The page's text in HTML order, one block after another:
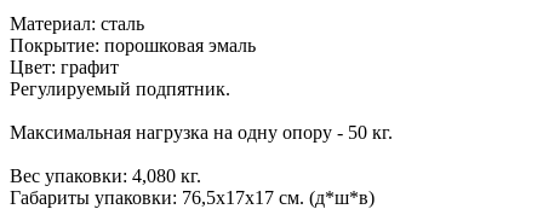
Материал: сталь
Покрытие: порошковая эмаль
Цвет: графит
Регулируемый подпятник.
Максимальная нагрузка на одну опору - 50 кг.
Вес упаковки: 4,080 кг.
Габариты упаковки: 76,5х17х17 см. (д*ш*в)